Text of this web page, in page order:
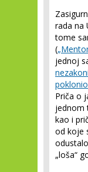
rada na
tome
(
jednoj
Priča o
jednom
kao i
od koje
„loša“